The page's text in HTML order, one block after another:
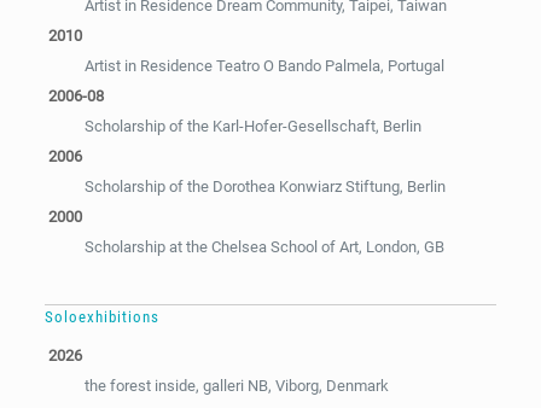
Artist in Residence Dream Community, Taipei, Taiwan
2010
Artist in Residence Teatro O Bando Palmela, Portugal
2006-08
Scholarship of the Karl-Hofer-Gesellschaft, Berlin
2006
Scholarship of the Dorothea Konwiarz Stiftung, Berlin
2000
Scholarship at the Chelsea School of Art, London, GB
Soloexhibitions
2026
the forest inside, galleri NB, Viborg, Denmark